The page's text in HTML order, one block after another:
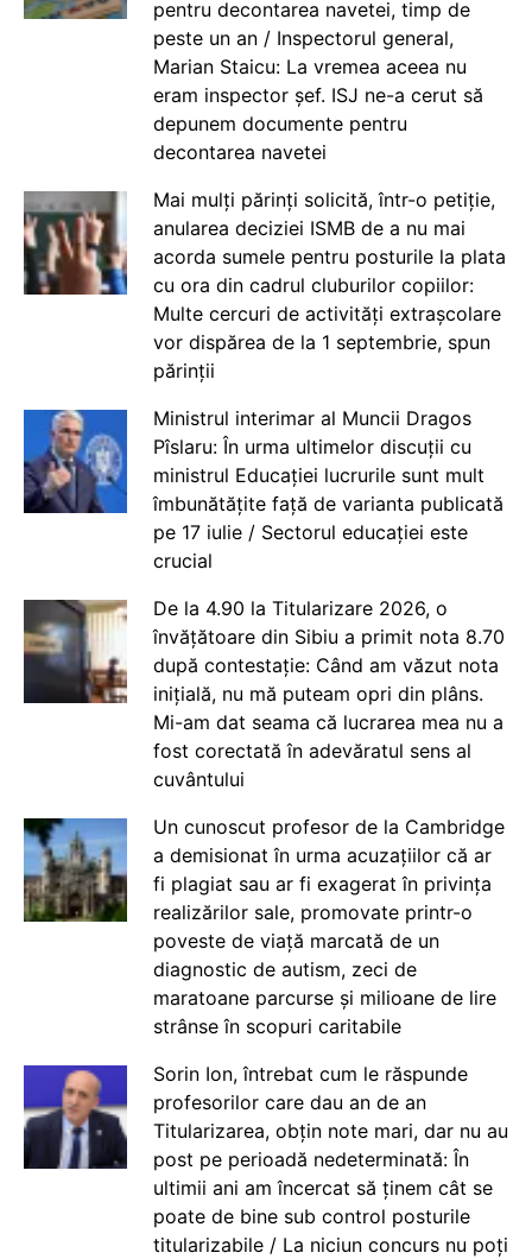
pentru decontarea navetei, timp de
peste un an / Inspectorul general,
Marian Staicu: La vremea aceea nu
eram inspector șef. ISJ ne-a cerut să
depunem documente pentru
decontarea navetei
Mai mulți părinți solicită, într-o petiție,
anularea deciziei ISMB de a nu mai
acorda sumele pentru posturile la plata
cu ora din cadrul cluburilor copiilor:
Multe cercuri de activități extrașcolare
vor dispărea de la 1 septembrie, spun
părinții
Ministrul interimar al Muncii Dragos
Pîslaru: În urma ultimelor discuții cu
ministrul Educației lucrurile sunt mult
îmbunătățite față de varianta publicată
pe 17 iulie / Sectorul educației este
crucial
De la 4.90 la Titularizare 2026, o
învățătoare din Sibiu a primit nota 8.70
după contestație: Când am văzut nota
inițială, nu mă puteam opri din plâns.
Mi-am dat seama că lucrarea mea nu a
fost corectată în adevăratul sens al
cuvântului
Un cunoscut profesor de la Cambridge
a demisionat în urma acuzațiilor că ar
fi plagiat sau ar fi exagerat în privința
realizărilor sale, promovate printr-o
poveste de viață marcată de un
diagnostic de autism, zeci de
maratoane parcurse și milioane de lire
strânse în scopuri caritabile
Sorin Ion, întrebat cum le răspunde
profesorilor care dau an de an
Titularizarea, obțin note mari, dar nu au
post pe perioadă nedeterminată: În
ultimii ani am încercat să ținem cât se
poate de bine sub control posturile
titularizabile / La niciun concurs nu poți